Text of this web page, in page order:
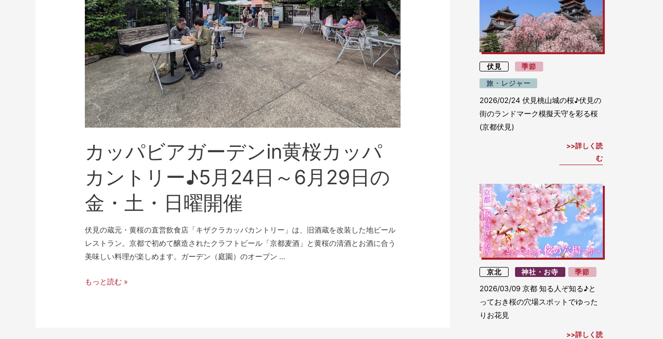
カッパビアガーデンin黄桜カッパ
カントリー♪5月24日～6月29日の
金・土・日曜開催
伏見の蔵元・黄桜の直営飲食店「キザクラカッパカントリー」は、旧酒蔵を改装した地ビール
レストラン。京都で初めて醸造されたクラフトビール「京都麦酒」と黄桜の清酒とお酒に合う
美味しい料理が楽しめます。ガーデン（庭園）のオープン …
もっと読む »
伏見 季節
旅・レジャー
2026/02/24 伏見桃山城の桜♪伏見の
街のランドマーク模擬天守を彩る桜
(京都伏見)
詳しく読
む
京北 神社・お寺 季節
2026/03/09 京都 知る人ぞ知る♪と
っておき桜の穴場スポットでゆった
りお花見
詳しく読